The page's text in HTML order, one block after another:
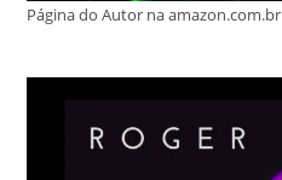
Página do Autor na amazon.com.br